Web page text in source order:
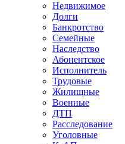
Недвижимое
Долги
Банкротство
Семейные
Наследство
Абонентское
Исполнитель
Трудовые
Жилищные
Военные
ДТП
Расследование
Уголовные